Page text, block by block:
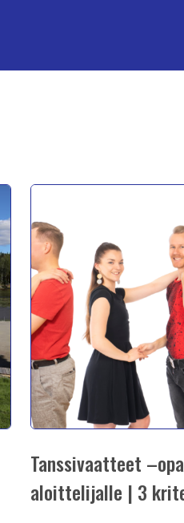
Tanssivaatteet
aloittelijalle | 3